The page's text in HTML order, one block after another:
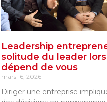
Leadership
solitude du leader
dépend de vous
mars 16, 2026
Diriger une entreprise